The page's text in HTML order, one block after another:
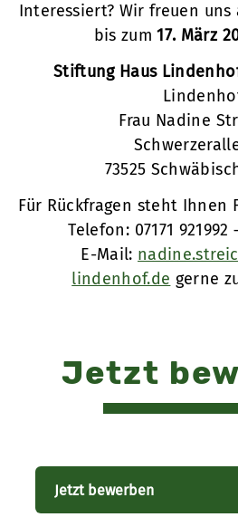
Interessiert? Wir freuen
bis zum17. März
Stiftung Haus
Frau Nadine
73525
Für Rückfragen steht Ihnen
Telefon: 07171
E-Mail:
lindenhof.de gerne
Jetzt
Jetzt bewerben